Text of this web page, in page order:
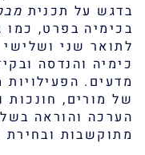
בדגש על תכנית
בכימיה בפרט, כמו
לתואר שני
כימיה והנדסה
מדעים.
של מורים, חונכות
הערכה והוראה
מתוקשבות ובחירת